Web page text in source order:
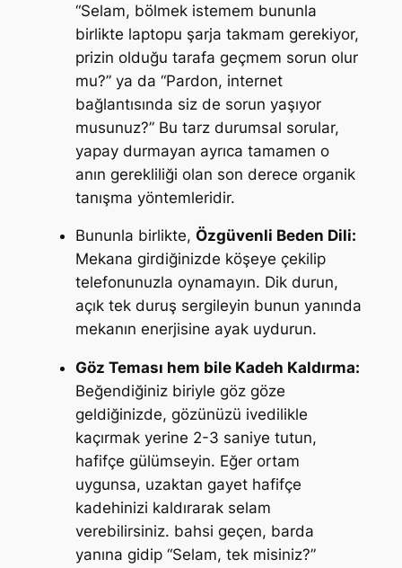
“Selam, bölmek istemem bununla
birlikte laptopu şarja takmam gerekiyor,
prizin olduğu tarafa geçmem sorun olur
mu?”ya da “Pardon, internet
bağlantısında siz de sorun yaşıyor
musunuz?”Bu tarz durumsal sorular,
yapay durmayan ayrıca tamamen o
anın gerekliliği olan son derece organik
tanışma yöntemleridir.
Bununla birlikte, Özgüvenli Beden Dili:
Mekana girdiğinizde köşeye çekilip
telefonunuzla oynamayın. Dik durun,
açık tek duruş sergileyin bunun yanında
mekanın enerjisine ayak uydurun.
Göz Teması hem bile Kadeh Kaldırma:
Beğendiğiniz biriyle göz göze
geldiğinizde, gözünüzü ivedilikle
kaçırmak yerine 2-3 saniye tutun,
hafifçe gülümseyin. Eğer ortam
uygunsa, uzaktan gayet hafifçe
kadehinizi kaldırarak selam
verebilirsiniz. bahsi geçen, barda
yanına gidip “Selam, tek misiniz?”